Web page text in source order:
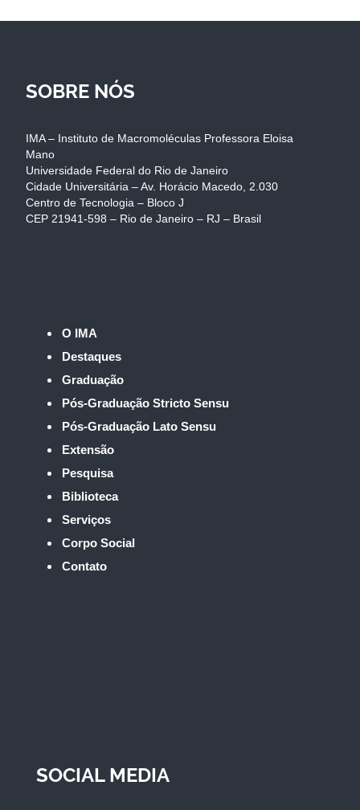
SOBRE NÓS
IMA – Instituto de Macromoléculas Professora Eloisa
Mano
Universidade Federal do Rio de Janeiro
Cidade Universitária – Av. Horácio Macedo, 2.030
Centro de Tecnologia – Bloco J
CEP 21941-598 – Rio de Janeiro – RJ – Brasil
O IMA
Destaques
Graduação
Pós-Graduação Stricto Sensu
Pós-Graduação Lato Sensu
Extensão
Pesquisa
Biblioteca
Serviços
Corpo Social
Contato
SOCIAL MEDIA